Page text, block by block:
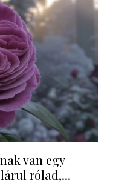
van egy
rólad,...